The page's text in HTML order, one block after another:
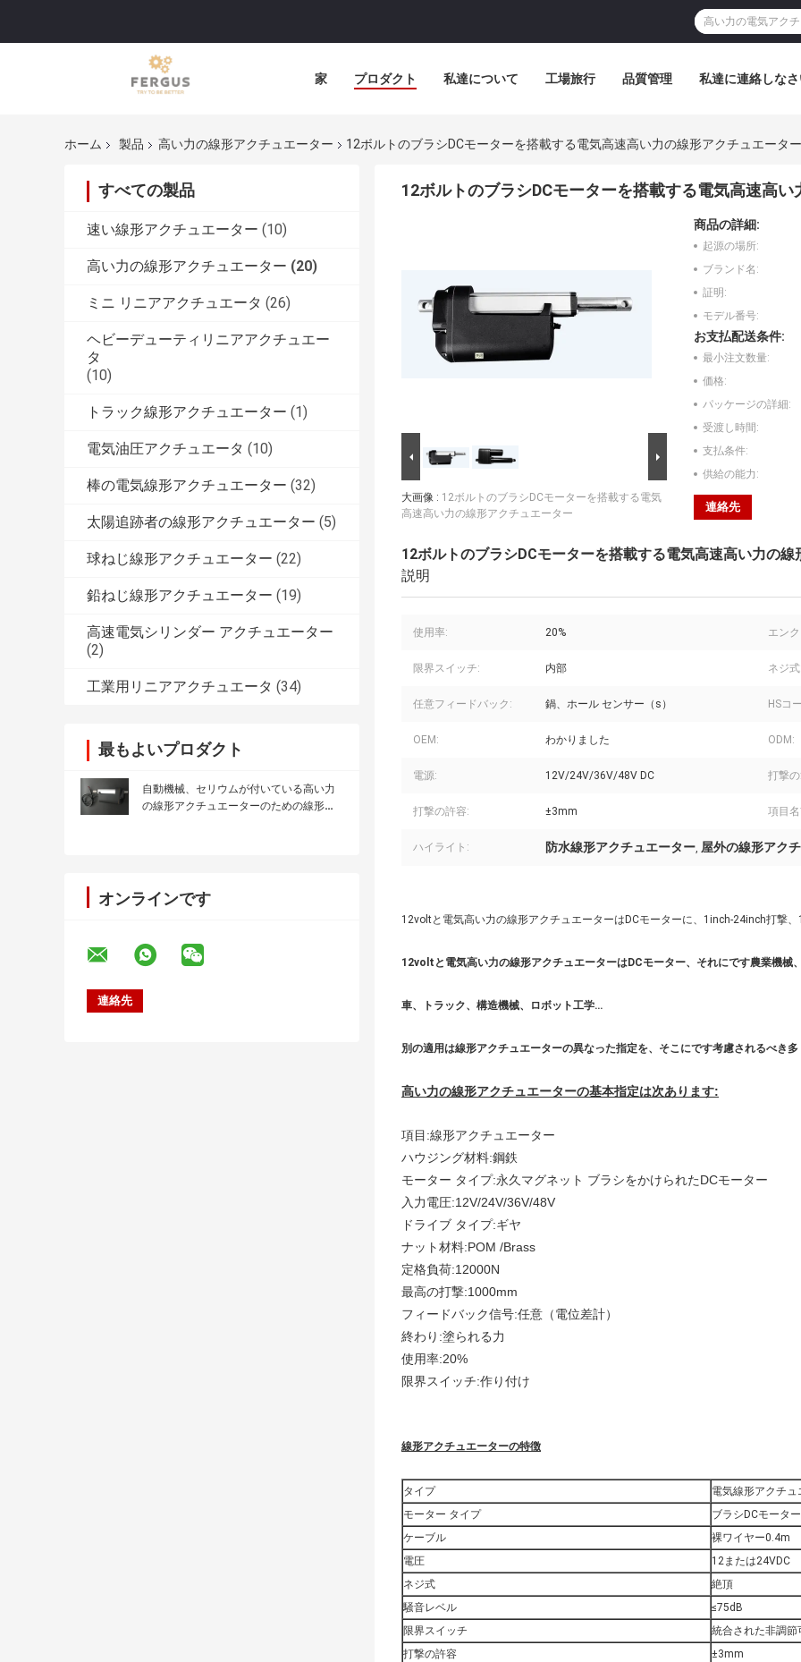
家 プロダクト 私達について 工場旅行 品質管理 私達に連絡しな
ホーム 製品 高い力の線形アクチュエーター 12ボルトのブラシDCモーターを搭載する電気高速高い力の線形アクチュエーター
すべての製品
速い線形アクチュエーター (10)
高い力の線形アクチュエーター (20)
ミニ リニアアクチュエータ (26)
ヘビーデューティリニアアクチュエー
タ
(10)
トラック線形アクチュエーター (1)
電気油圧アクチュエータ (10)
棒の電気線形アクチュエーター (32)
太陽追跡者の線形アクチュエーター (5)
球ねじ線形アクチュエーター (22)
鉛ねじ線形アクチュエーター (19)
高速電気シリンダー アクチュエーター
(2)
工業用リニアアクチュエータ (34)
最もよいプロダクト
自動機械、セリウムが付いている高い力
の線形アクチュエーターのための線形ア
オンラインです
12ボルトのブラシDCモーターを搭載する電気高速高
大画像 : 12ボルトのブラシDCモーターを搭載する電気
高速高い力の線形アクチュエーター
商品の詳細:
起源の場所:
ブランド名:
証明:
モデル番号:
お支払配送条件:
最小注文数量:
価格:
パッケージの詳細:
受渡し時間:
支払条件:
供給の能力:
連絡先
12ボルトのブラシDCモーターを搭載する電気高速高い力の線
説明
使用率: 20% エン
限界スイッチ: 内部 ネジ
任意フィードバック: 鍋、ホール センサー（s） HSコ
OEM: わかりました ODM:
電源: 12V/24V/36V/48V DC 打撃
打撃の許容: ±3mm 項目
ハイライト: 防水線形アクチュエーター, 屋外の線形アク
12voltと電気高い力の線形アクチュエーターはDCモーターに、1inch-24inch打撃
12voltと電気高い力の線形アクチュエーターはDCモーター、それにです農業機械
車、トラック、構造機械、ロボット工学…
別の適用は線形アクチュエーターの異なった指定を、そこにです考慮されるべき
高い力の線形アクチュエーターの基本指定は次あります:
項目:線形アクチュエーター
ハウジング材料:鋼鉄
モーター タイプ:永久マグネット ブラシをかけられたDCモーター
入力電圧:12V/24V/36V/48V
ドライブ タイプ:ギヤ
ナット材料:POM /Brass
定格負荷:12000N
最高の打撃:1000mm
フィードバック信号:任意（電位差計）
終わり:塗られる力
使用率:20%
限界スイッチ:作り付け
線形アクチュエーターの特徴
タイプ
電気線形アクチュ
モーター タイプ
ブラシDCモーター
ケーブル
裸ワイヤー0.4m
電圧
12または24VDC
ネジ式
絶頂
騒音レベル
≤75dB
限界スイッチ
統合された非調節
打撃の許容
±3mm